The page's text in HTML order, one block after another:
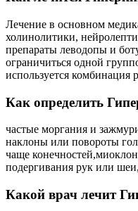
Лечение в основном
холинолитики,
препараты леводопы и
ограничиться одной
используется комбинация
Как определить
частые моргания и
наклоны или повороты
чаще
подергивания рук или
Какой врач лечит